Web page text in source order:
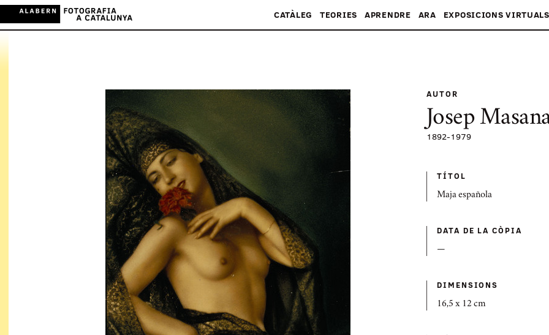
CATÀLEG TEORIES APRENDRE ARA EXPOSICIONS VIRTUALS
AUTOR
Josep
1892-1979
TÍTOL
Maja española
DATA DE LA CÒPIA
—
DIMENSIONS
16,5 x 12 cm